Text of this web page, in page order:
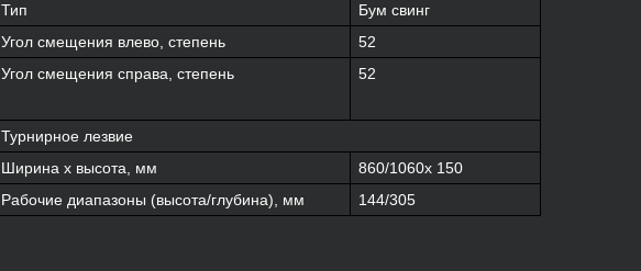
Тип
Бум свинг
Угол смещения влево, степень
52
Угол смещения справа, степень 52
Турнирное лезвие
Ширина x высота, мм
860/1060x 150
Рабочие диапазоны (высота/глубина), мм
144/305